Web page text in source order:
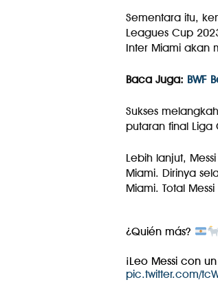
Sementara itu,
Leagues Cup
Inter Miami akan
Baca Juga: BWF
Sukses
putaran final Liga
Lebih lanjut,
Miami. Dirinya
Miami. Total
¿Quién más?
¡Leo Messi con
pic.twitter.com/